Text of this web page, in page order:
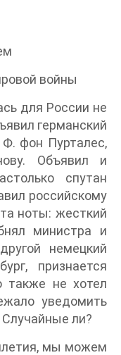
войны
для России не
германский
фон Пурталес,
Объявил и
спутан
российскому
ноты: жесткий
министра и
немецкий
признается
также не хотел
уведомить
ли?
мы можем